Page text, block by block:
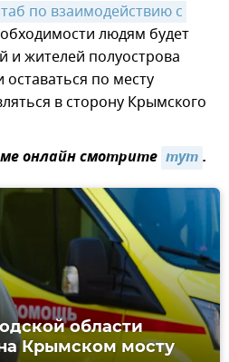
по взаимодействию с
людям будет
и жителей полуострова
по месту
в сторону Крымского
онлайн смотрите тут.
области
Крымском мосту